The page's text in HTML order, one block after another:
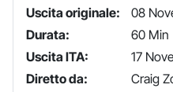
Uscita originale:
08
Durata:
60 Min
Uscita ITA:
17
Diretto da:
Craig